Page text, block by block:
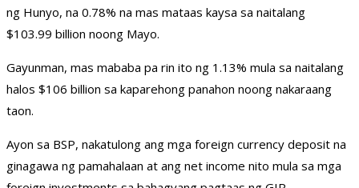
ng Hunyo, na 0.78% na mas mataas kaysa sa naitalang
$103.99 billion noong Mayo.
Gayunman, mas mababa pa rin ito ng 1.13% mula sa naitalang
halos $106 billion sa kaparehong panahon noong nakaraang
taon.
Ayon sa BSP, nakatulong ang mga foreign currency deposit na
ginagawa ng pamahalaan at ang net income nito mula sa mga